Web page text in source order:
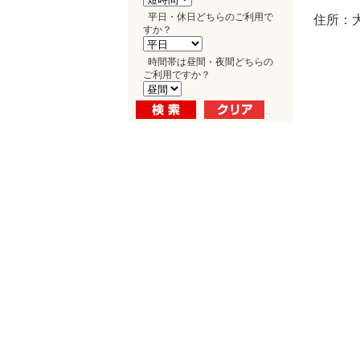
平日・休日どちらのご利用で
すか？
時間帯は昼間・夜間どちらの
ご利用ですか？
住所：